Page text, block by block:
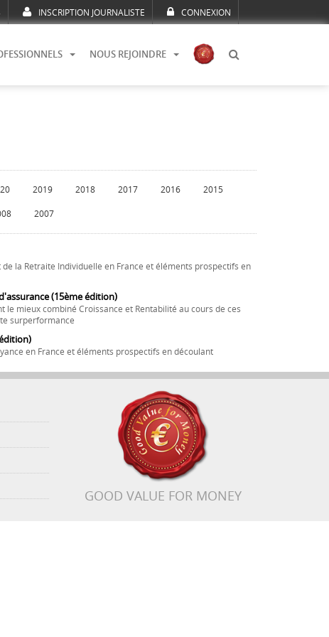
INSCRIPTION JOURNALISTE CONNEXION
NOUS REJOINDRE
2019 2018 2017 2016 2015
2007
la Retraite Individuelle en France et éléments prospectifs en
(15ème édition)
mieux combiné Croissance et Rentabilité au cours de ces
surperformance
en France et éléments prospectifs en découlant
GOOD VALUE FOR MONEY